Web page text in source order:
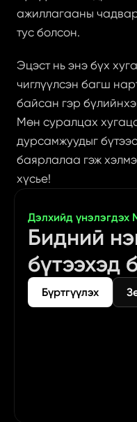
ажиллагааны
тус болсон.
Эцэст нь энэ бүх
чиглүүлсэн багш
байсан гэр
Мөн суралцах
дурсамжуудыг
баярлалаа гэж
хүсье!
Дэлхийд үнэлэгдэх
Бидний
бүтээхэд
Бүртгүүлэх